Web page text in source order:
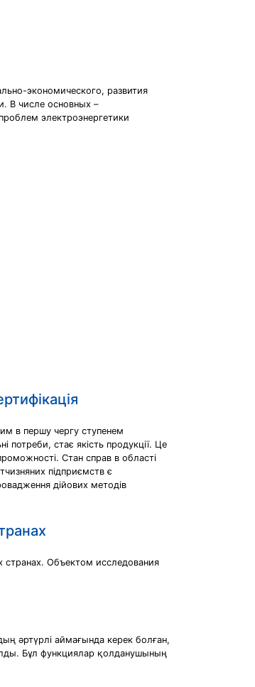
экономического, развития
В числе основных –
электроэнергетики
в першу чергу ступенем
стає якість продукції. Це
Стан справ в області
підприємств є
дійових методів
странах. Объектом исследования
әртүрлі аймағында керек болған,
Бұл функциялар қолданушының